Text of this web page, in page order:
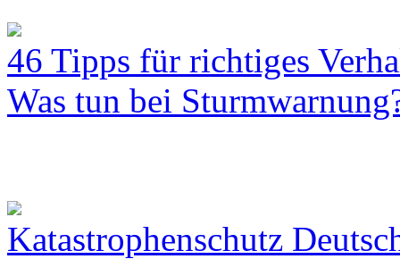
46 Tipps für richtiges
Was tun bei
Katastrophenschutz